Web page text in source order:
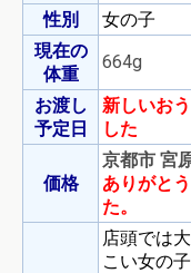
性別
女の子
現在の
体重
664g
お渡し
予定日
新しいお
した
価格
京都市 宮
ありがと
た。
店頭では
こい女の